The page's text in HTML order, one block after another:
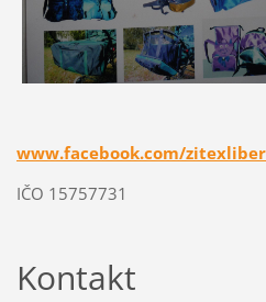
www.facebook.com/
IČO 15757731
Kontakt